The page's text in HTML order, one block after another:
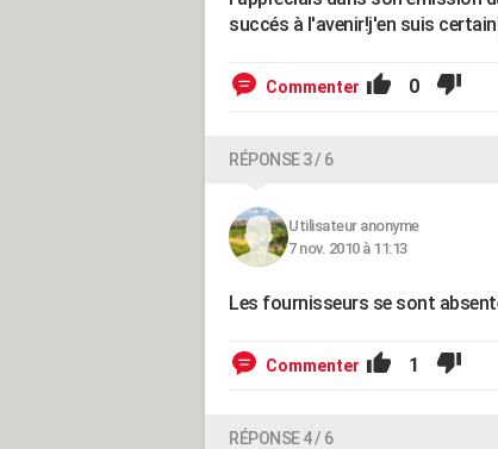
succés à l'avenir!j'en suis
Commenter 0
RÉPONSE 3 / 6
Utilisateur anonyme
7 nov. 2010 à 11:13
Les fournisseurs se sont
Commenter 1
RÉPONSE 4 / 6